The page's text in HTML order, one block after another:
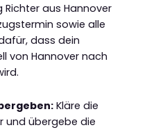
aus Hannover
sowie alle
dass dein
von Hannover nach
Kläre die
und übergebe die